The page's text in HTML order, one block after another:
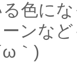
色に
ンな
｀)